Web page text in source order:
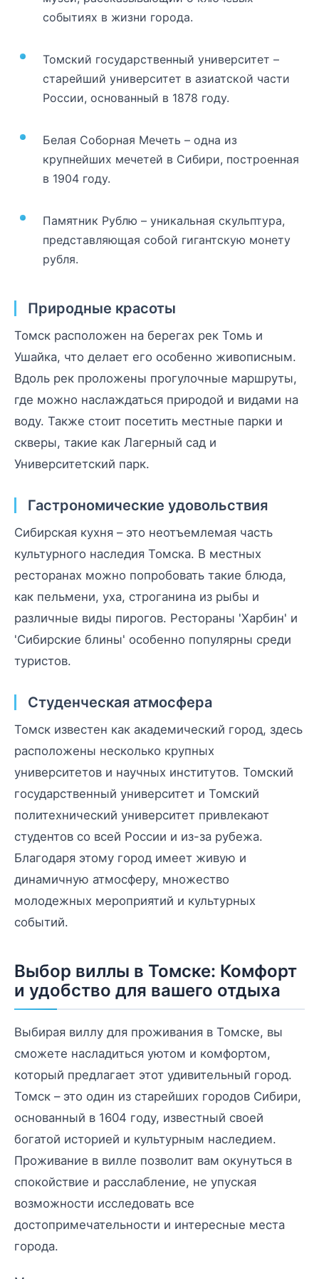
событиях в жизни города.
Томский государственный университет –
старейший университет в азиатской части
России, основанный в 1878 году.
Белая Соборная Мечеть – одна из
крупнейших мечетей в Сибири, построенная
в 1904 году.
Памятник Рублю – уникальная скульптура,
представляющая собой гигантскую монету
рубля.
Природные красоты
Томск расположен на берегах рек Томь и
Ушайка, что делает его особенно живописным.
Вдоль рек проложены прогулочные маршруты,
где можно наслаждаться природой и видами на
воду. Также стоит посетить местные парки и
скверы, такие как Лагерный сад и
Университетский парк.
Гастрономические удовольствия
Сибирская кухня – это неотъемлемая часть
культурного наследия Томска. В местных
ресторанах можно попробовать такие блюда,
как пельмени, уха, строганина из рыбы и
различные виды пирогов. Рестораны 'Харбин' и
'Сибирские блины' особенно популярны среди
туристов.
Студенческая атмосфера
Томск известен как академический город, здесь
расположены несколько крупных
университетов и научных институтов. Томский
государственный университет и Томский
политехнический университет привлекают
студентов со всей России и из-за рубежа.
Благодаря этому город имеет живую и
динамичную атмосферу, множество
молодежных мероприятий и культурных
событий.
Выбор виллы в Томске: Комфорт
и удобство для вашего отдыха
Выбирая виллу для проживания в Томске, вы
сможете насладиться уютом и комфортом,
который предлагает этот удивительный город.
Томск – это один из старейших городов Сибири,
основанный в 1604 году, известный своей
богатой историей и культурным наследием.
Проживание в вилле позволит вам окунуться в
спокойствие и расслабление, не упуская
возможности исследовать все
достопримечательности и интересные места
города.